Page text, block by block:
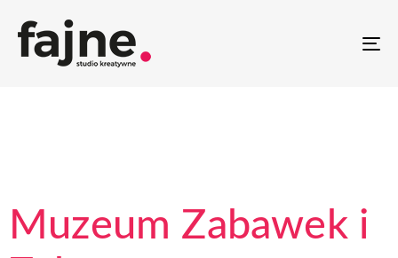
Muzeum Zabawek i